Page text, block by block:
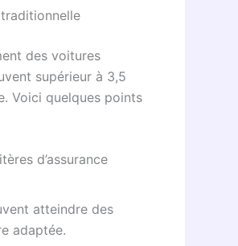
des voitures
supérieur à 3,5
Voici quelques points
d’assurance
atteindre des
adaptée.